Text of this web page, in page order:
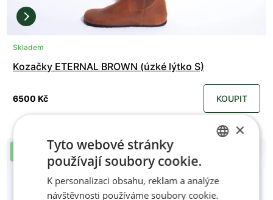
Skladem
Kozačky ETERNAL BROWN (úzké lýtko S)
6500 Kč KOUPIT
ENGLISH
×
Tyto webové stránky
používají soubory cookie.
K personalizaci obsahu, reklam a analýze
návštěvnosti používáme soubory cookie.